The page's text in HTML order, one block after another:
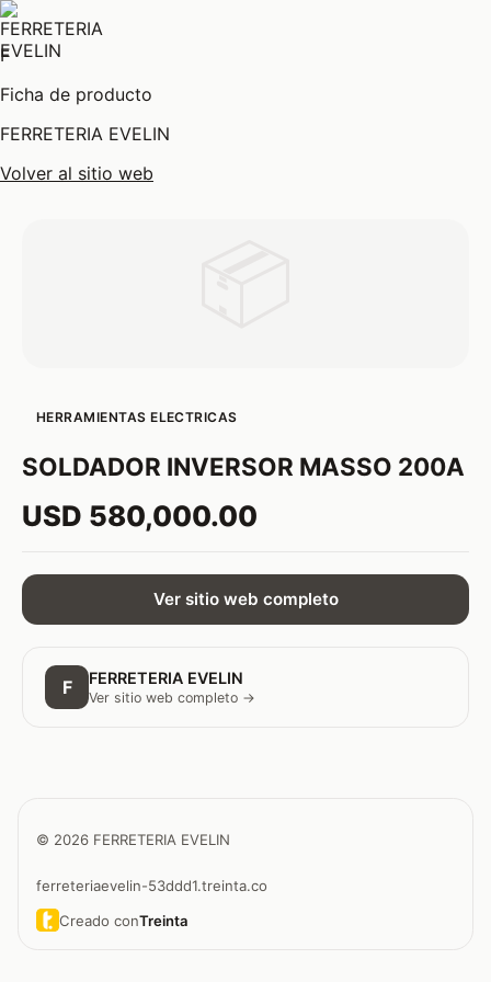
F
Ficha de producto
FERRETERIA EVELIN
Volver al sitio web
HERRAMIENTAS ELECTRICAS
SOLDADOR INVERSOR MASSO 200A
USD 580,000.00
Ver sitio web completo
F FERRETERIA EVELIN
Ver sitio web completo →
© 2026 FERRETERIA EVELIN
ferreteriaevelin-53ddd1.treinta.co
Creado conTreinta